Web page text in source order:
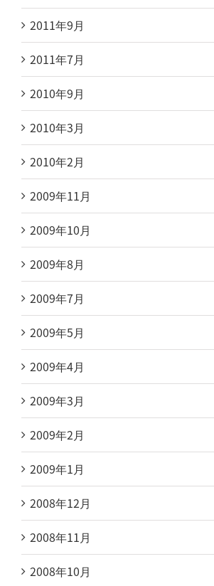
2011年9月
2011年7月
2010年9月
2010年3月
2010年2月
2009年11月
2009年10月
2009年8月
2009年7月
2009年5月
2009年4月
2009年3月
2009年2月
2009年1月
2008年12月
2008年11月
2008年10月